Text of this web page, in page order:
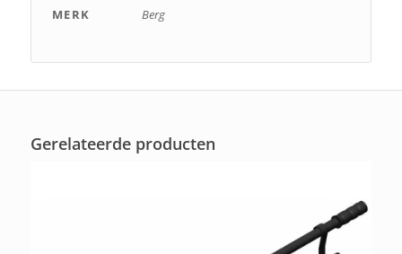
MERK Berg
Gerelateerde producten